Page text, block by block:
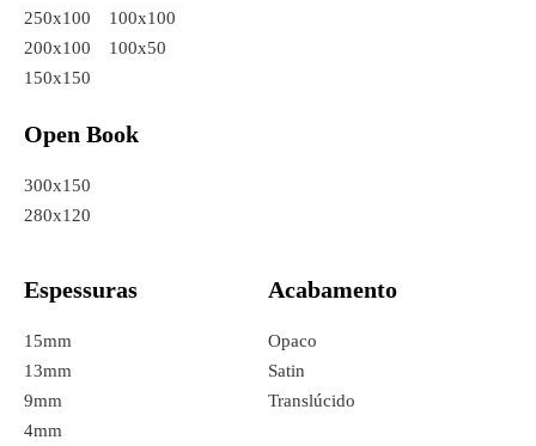
250x100
200x100
150x150
100x100
100x50
Open Book
300x150
280x120
Espessuras
15mm
13mm
9mm
4mm
Acabamento
Opaco
Satin
Translúcido